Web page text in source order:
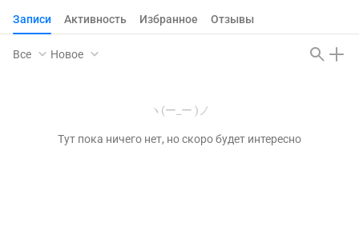
Записи Активность Избранное Отзывы
Все Новое
ヽ(ー_ー )ノ
Тут пока ничего нет, но скоро будет интересно